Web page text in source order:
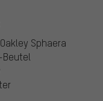
Sphaera
Beutel